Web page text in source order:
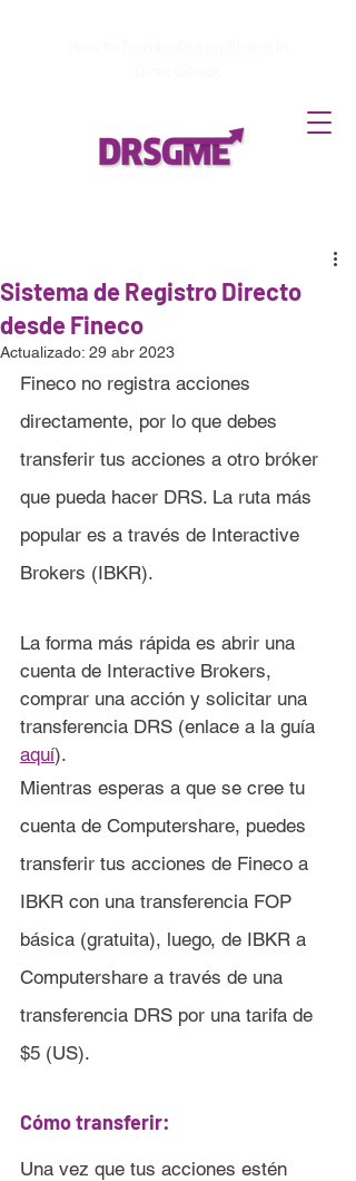
Sistema de Registro Directo
desde Fineco
Actualizado: 29 abr 2023
Fineco no registra acciones
directamente, por lo que debes
transferir tus acciones a otro bróker
que pueda hacer DRS. La ruta más
popular es a través de Interactive
Brokers (IBKR).
La forma más rápida es abrir una
cuenta de Interactive Brokers,
comprar una acción y solicitar una
transferencia DRS (enlace a la guía
aquí).
Mientras esperas a que se cree tu
cuenta de Computershare, puedes
transferir tus acciones de Fineco a
IBKR con una transferencia FOP
básica (gratuita), luego, de IBKR a
Computershare a través de una
transferencia DRS por una tarifa de
$5 (US).
Cómo transferir:
Una vez que tus acciones estén